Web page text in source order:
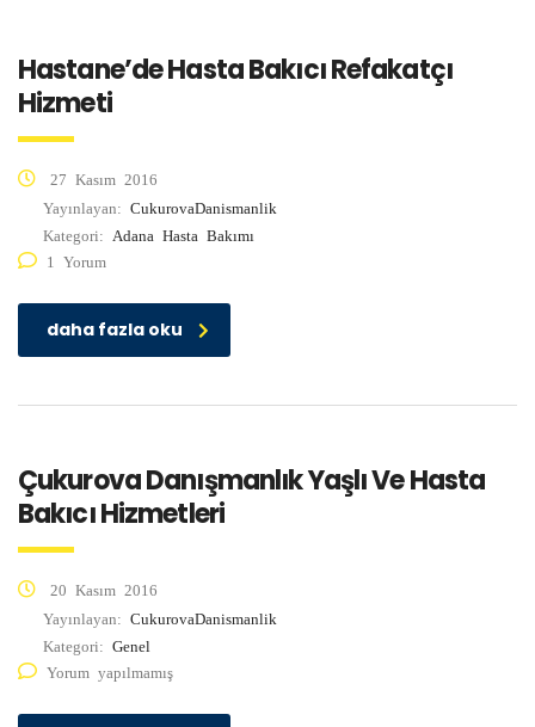
Hastane’de Hasta Bakıcı Refakatçı
Hizmeti
27 Kasım 2016
Yayınlayan: CukurovaDanismanlik
Kategori: Adana Hasta Bakımı
1 Yorum
daha fazla oku
Çukurova Danışmanlık Yaşlı Ve Hasta
Bakıcı Hizmetleri
20 Kasım 2016
Yayınlayan: CukurovaDanismanlik
Kategori: Genel
Yorum yapılmamış